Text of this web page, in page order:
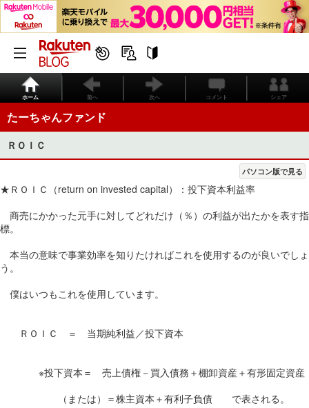
ホーム 前へ 次へ コメント シェア
たーちゃんファンド
ＲＯＩＣ
パソコン版で見る
★ＲＯＩＣ（return on invested capital）：投下資本利益率
商売にかかった元手に対してどれだけ（％）の利益が出たかを表す指
標。
本当の意味で事業効率を知りたければこれを使用するのが良いでしょ
う。
僕はいつもこれを使用しています。
ＲＯＩＣ ＝ 当期純利益／投下資本
※投下資本＝ 売上債権－買入債務＋棚卸資産＋有形固定資産
（または）＝株主資本＋有利子負債 で表される。